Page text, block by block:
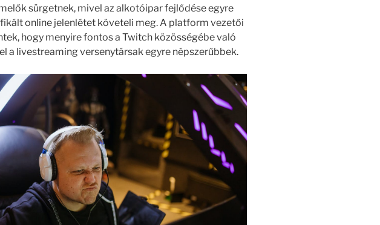
sürgetnek, mivel az alkotóipar fejlődése egyre
online jelenlétet követeli meg. A platform vezetői
hogy menyire fontos a Twitch közösségébe való
a livestreaming versenytársak egyre népszerűbbek.